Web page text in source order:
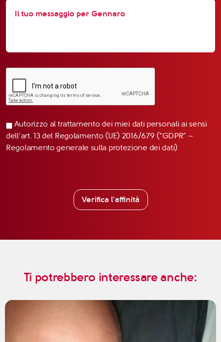
Autorizzo al trattamento dei miei dati personali ai sensi
dell’art. 13 del Regolamento (UE) 2016/679 (“GDPR” –
Regolamento generale sulla protezione dei dati)
Verifica l'affinità
Ti potrebbero interessare anche: